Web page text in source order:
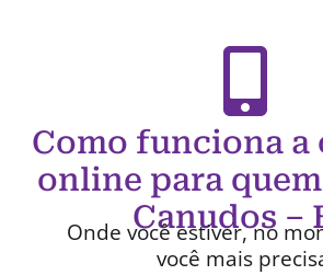
Como funciona a
online para
Canudos –
Onde você estiver, no
você mais